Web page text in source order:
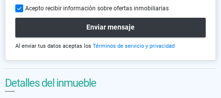
Acepto recibir información sobre ofertas inmobiliarias
Enviar mensaje
Al enviar tus datos aceptas los Términos de servicio y privacidad
Detalles del inmueble